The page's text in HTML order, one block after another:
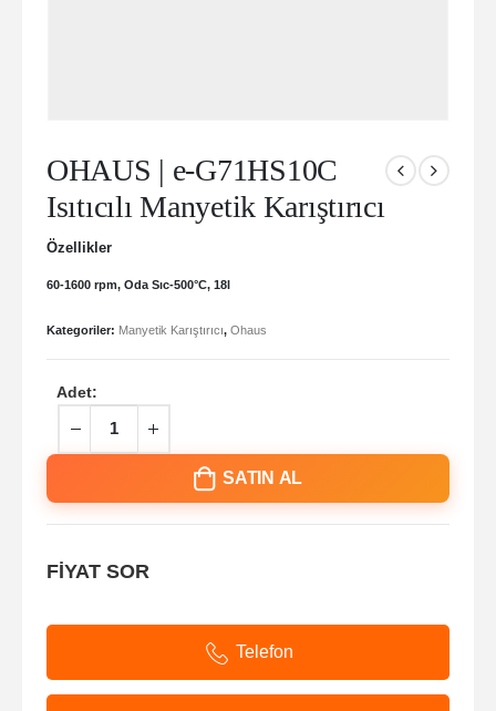
OHAUS | e-G71HS10C
Isıtıcılı Manyetik Karıştırıcı
Özellikler
60-1600 rpm, Oda Sıc-500°C, 18l
Kategoriler: Manyetik Karıştırıcı, Ohaus
Adet:
SATIN AL
FİYAT SOR
Telefon